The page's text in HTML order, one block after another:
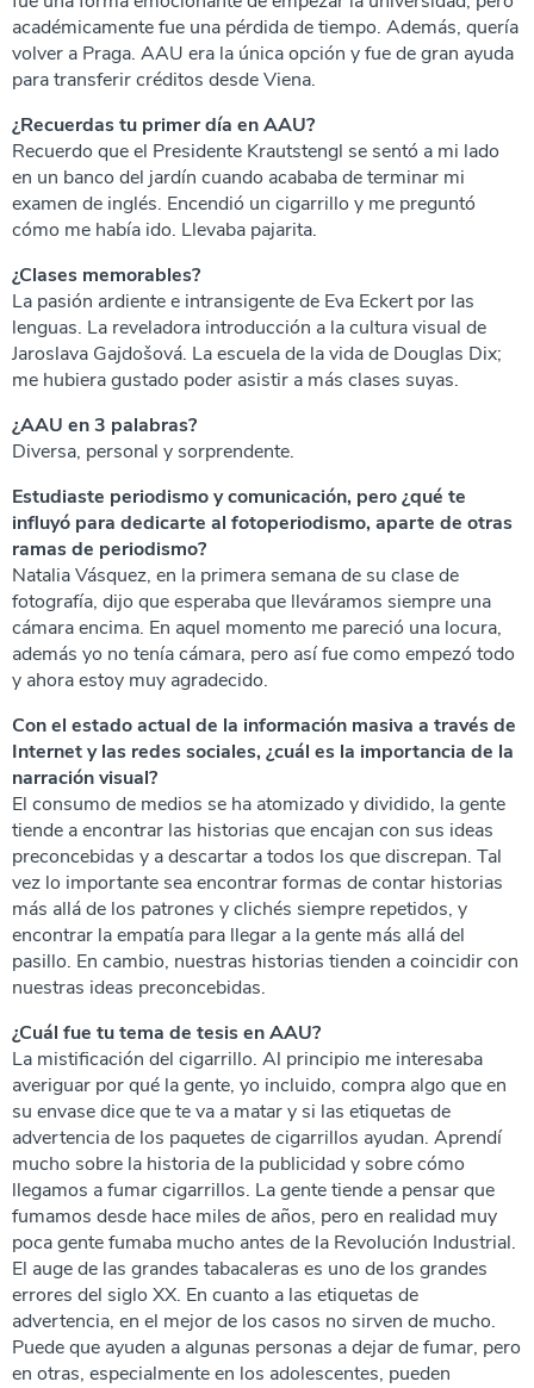
académicamente fue una pérdida de tiempo. Además, quería
volver a Praga. AAU era la única opción y fue de gran ayuda
para transferir créditos desde Viena.
¿Recuerdas tu primer día en AAU?
Recuerdo que el Presidente Krautstengl se sentó a mi lado
en un banco del jardín cuando acababa de terminar mi
examen de inglés. Encendió un cigarrillo y me preguntó
cómo me había ido. Llevaba pajarita.
¿Clases memorables?
La pasión ardiente e intransigente de Eva Eckert por las
lenguas. La reveladora introducción a la cultura visual de
Jaroslava Gajdošová. La escuela de la vida de Douglas Dix;
me hubiera gustado poder asistir a más clases suyas.
¿AAU en 3 palabras?
Diversa, personal y sorprendente.
Estudiaste periodismo y comunicación, pero ¿qué te
influyó para dedicarte al fotoperiodismo, aparte de otras
ramas de periodismo?
Natalia Vásquez, en la primera semana de su clase de
fotografía, dijo que esperaba que lleváramos siempre una
cámara encima. En aquel momento me pareció una locura,
además yo no tenía cámara, pero así fue como empezó todo
y ahora estoy muy agradecido.
Con el estado actual de la información masiva a través de
Internet y las redes sociales, ¿cuál es la importancia de la
narración visual?
El consumo de medios se ha atomizado y dividido, la gente
tiende a encontrar las historias que encajan con sus ideas
preconcebidas y a descartar a todos los que discrepan. Tal
vez lo importante sea encontrar formas de contar historias
más allá de los patrones y clichés siempre repetidos, y
encontrar la empatía para llegar a la gente más allá del
pasillo. En cambio, nuestras historias tienden a coincidir con
nuestras ideas preconcebidas.
¿Cuál fue tu tema de tesis en AAU?
La mistificación del cigarrillo. Al principio me interesaba
averiguar por qué la gente, yo incluido, compra algo que en
su envase dice que te va a matar y si las etiquetas de
advertencia de los paquetes de cigarrillos ayudan. Aprendí
mucho sobre la historia de la publicidad y sobre cómo
llegamos a fumar cigarrillos. La gente tiende a pensar que
fumamos desde hace miles de años, pero en realidad muy
poca gente fumaba mucho antes de la Revolución Industrial.
El auge de las grandes tabacaleras es uno de los grandes
errores del siglo XX. En cuanto a las etiquetas de
advertencia, en el mejor de los casos no sirven de mucho.
Puede que ayuden a algunas personas a dejar de fumar, pero
en otras, especialmente en los adolescentes, pueden